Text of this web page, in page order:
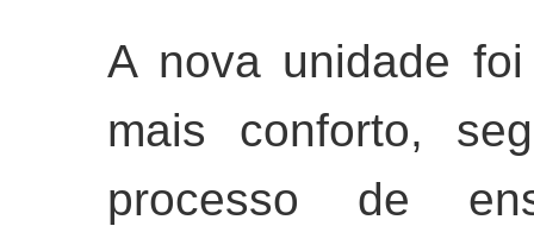
A nova unidade
mais conforto,
processo de